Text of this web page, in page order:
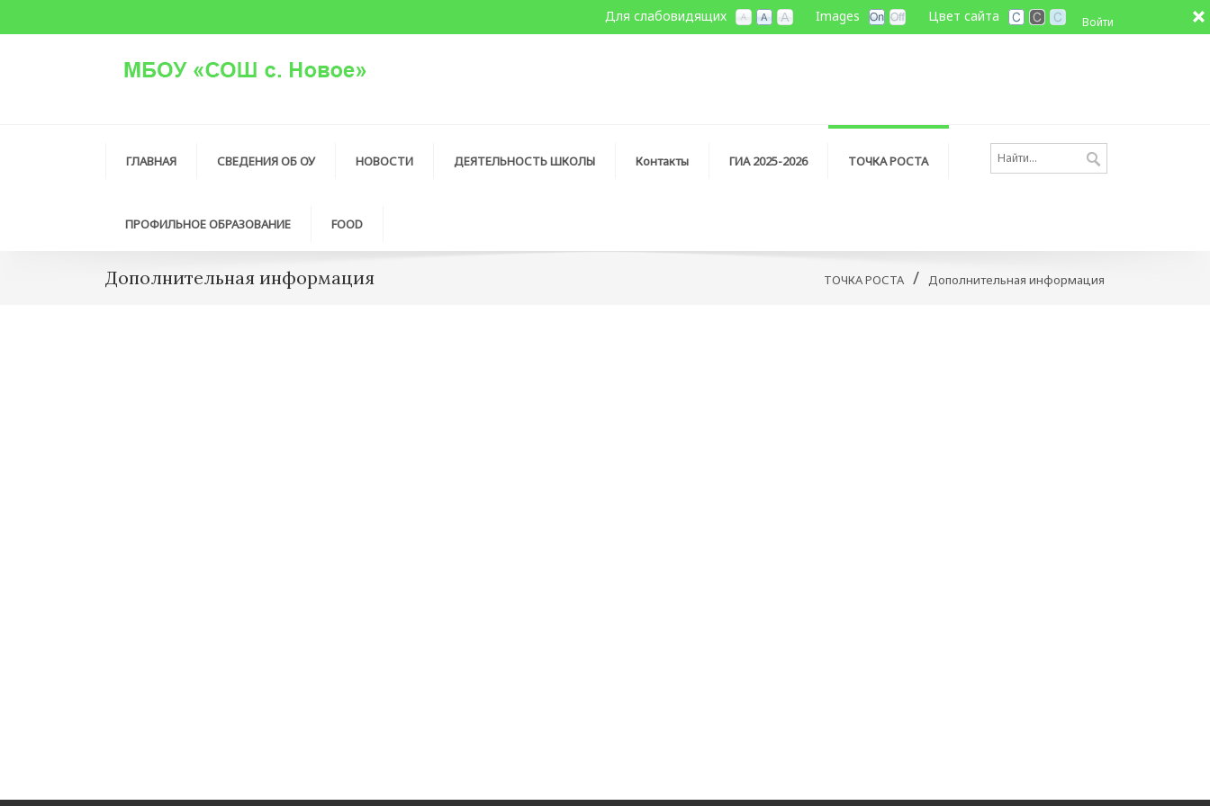
Войти
Цвет сайта
Images
Для слабовидящих
ГЛАВНАЯ СВЕДЕНИЯ ОБ ОУ НОВОСТИ ДЕЯТЕЛЬНОСТЬ ШКОЛЫ Контакты ГИА 2025-2026 ТОЧКА РОСТА
ПРОФИЛЬНОЕ ОБРАЗОВАНИЕ FOOD
Дополнительная информация ТОЧКА РОСТА / Дополнительная информация